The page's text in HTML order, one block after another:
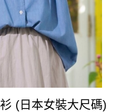
(日本女裝大尺碼)